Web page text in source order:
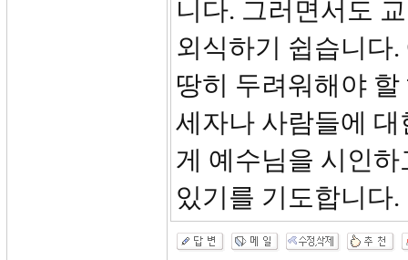
니다. 그러면서도
외식하기 쉽습니다
땅히 두려워해야
세자나 사람들에
게 예수님을 시인
있기를 기도합니다.